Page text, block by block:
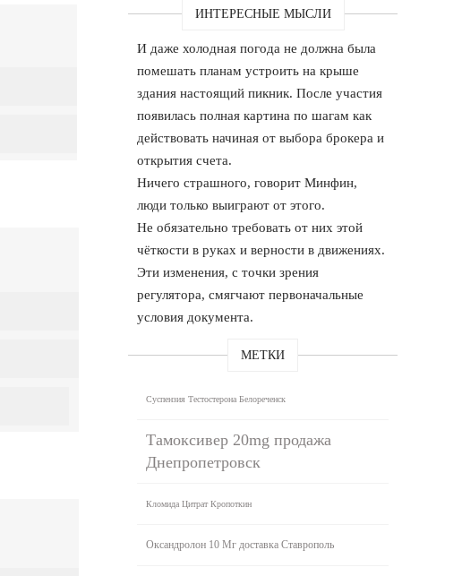
ИНТЕРЕСНЫЕ МЫСЛИ
И даже холодная погода не должна была
помешать планам устроить на крыше
здания настоящий пикник. После участия
появилась полная картина по шагам как
действовать начиная от выбора брокера и
открытия счета.
Ничего страшного, говорит Минфин,
люди только выиграют от этого.
Не обязательно требовать от них этой
чёткости в руках и верности в движениях.
Эти изменения, с точки зрения
регулятора, смягчают первоначальные
условия документа.
МЕТКИ
Суспензия Тестостерона Белореченск
Тамоксивер 20mg продажа
Днепропетровск
Кломида Цитрат Кропоткин
Оксандролон 10 Мг доставка Ставрополь